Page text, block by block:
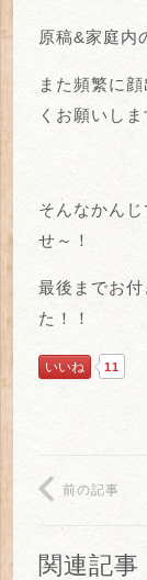
原稿&家庭内
また頻繁に
くお願いし
そんなかん
せ～！
最後までお
た！！
いいね 11
前の記事
関連記事